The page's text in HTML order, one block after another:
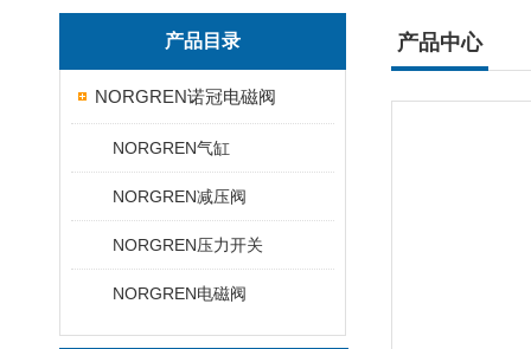
产品目录
NORGREN诺冠电磁阀
NORGREN气缸
NORGREN减压阀
NORGREN压力开关
NORGREN电磁阀
产品中心